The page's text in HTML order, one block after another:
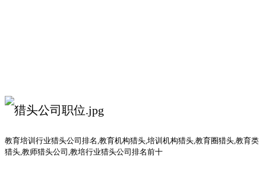
教育培训行业猎头公司排名 ,教育机构猎头,培训机构猎头,教育圈猎头,教育类
猎头,教师猎头公司,教培行业猎头公司排名前十